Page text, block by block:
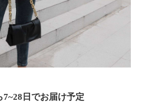
7~28日でお届け予定